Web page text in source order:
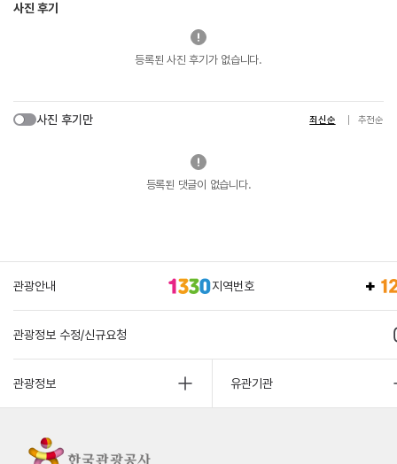
사진 후기
등록된 사진 후기가 없습니다.
사진 후기만 최신순 추천순
등록된 댓글이 없습니다.
관광안내 지역번호
관광정보 수정/신규요청
관광정보 유관기관